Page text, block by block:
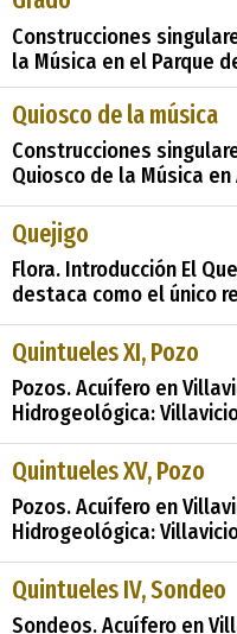
y su contexto cultural,
Construcciones
la Música en el Parque
emblemática del siglo
distintivo en el paisaje
Asturias. Este quiosco,
parque, no solo sirve
Quiosco de la música
Construcciones
Quiosco de la Música
vasto tapiz del
hay una joya que
relevancia cultural: el
encantador conjunto,
Quejigo
Flora. Introducción El
destaca como el único
hojas marcescentes en
exploraremos la
en la región, así como
natur
Quintueles XI, Pozo
Pozos. Acuífero en
Hidrogeológica:
mesozoica Gijón-
8.50 Naturaleza: Pozo
núcleo urbano)
ninguna indicac
Quintueles XV, Pozo
Pozos. Acuífero en
Hidrogeológica:
mesozoica Gijón-
9.00 Naturaleza: Pozo
núcleo urbano)
Quintueles IV, Sondeo
Sondeos. Acuífero en